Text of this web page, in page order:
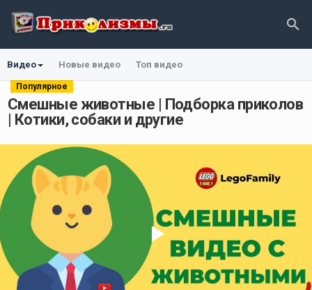
Видео Новые видео Топ видео
Популярное
Смешные животные | Подборка приколов
| Котики, собаки и другие
Play